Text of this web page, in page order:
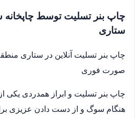
چاپ بنر تسلیت توسط چاپخانه
ستاری
چاپ بنر تسلیت آنلاین در ستاری
صورت فوری
چاپ بنر تسلیت و ابراز همدردی یکی
هنگام سوگ و از دست دادن عزیزی